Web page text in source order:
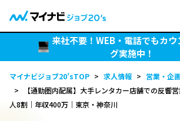
来社不要！WEB・電話でもカウ
グ実施中！
マイナビジョブ20’sTOP > 求人情報 > 営業・企
>
【通勤圏内配属】大手レンタカー店舗での反響
人8割｜年収400万｜東京・神奈川